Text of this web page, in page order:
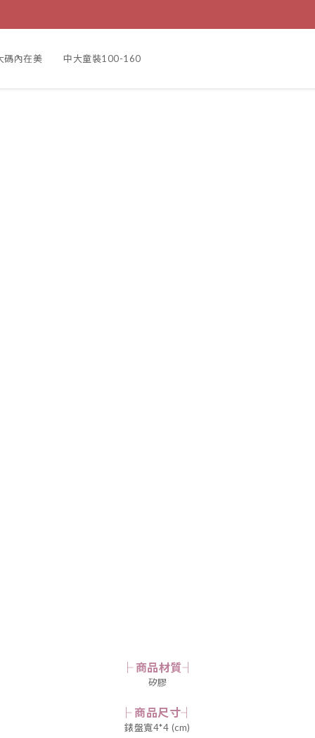
碼內在美 中大童裝100-160
├ 商品材質┤
矽膠
├ 商品尺寸┤
錶盤寬4*4 (cm)